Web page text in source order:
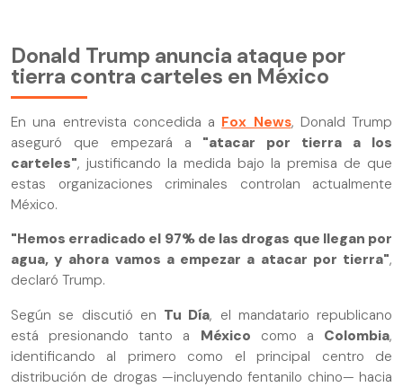
Donald Trump anuncia ataque por
tierra contra carteles en México
En una entrevista concedida a Fox News, Donald Trump
aseguró que empezará a "atacar por tierra a los
carteles", justificando la medida bajo la premisa de que
estas organizaciones criminales controlan actualmente
México.
"Hemos erradicado el 97% de las drogas que llegan por
agua, y ahora vamos a empezar a atacar por tierra",
declaró Trump.
Según se discutió en Tu Día, el mandatario republicano
está presionando tanto a México como a Colombia,
identificando al primero como el principal centro de
distribución de drogas —incluyendo fentanilo chino— hacia